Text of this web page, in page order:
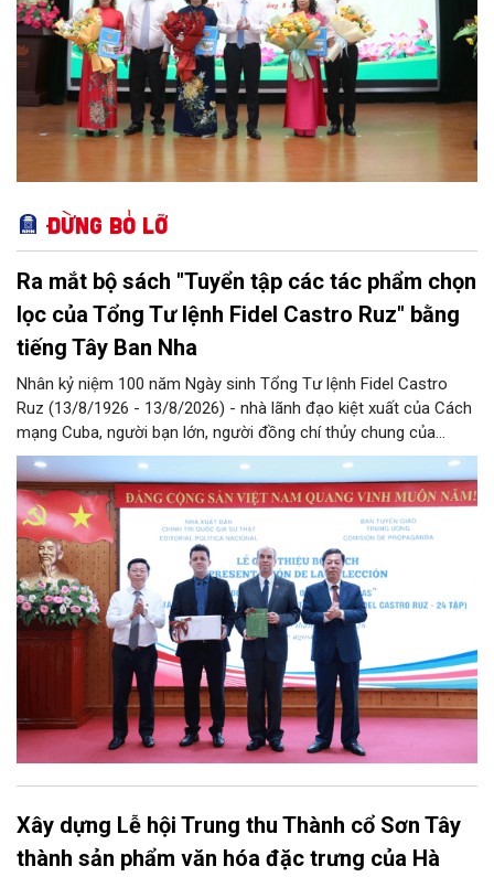
Đừng bỏ lỡ
Ra mắt bộ sách "Tuyển tập các tác phẩm chọn
lọc của Tổng Tư lệnh Fidel Castro Ruz" bằng
tiếng Tây Ban Nha
Nhân kỷ niệm 100 năm Ngày sinh Tổng Tư lệnh Fidel Castro
Ruz (13/8/1926 - 13/8/2026) - nhà lãnh đạo kiệt xuất của Cách
mạng Cuba, người bạn lớn, người đồng chí thủy chung của
Đảng, Nhà nước và nhân dân Việt Nam, chiều 5/8, tại Hà Nội,
Nhà xuất bản Chính trị quốc gia Sự thật phối hợp với Ban Tuyên
giáo Trung ương tổ chức Lễ giới thiệu bộ sách “Tuyển tập các
tác phẩm chọn lọc của Tổng Tư lệnh Fidel Castro Ruz” gồm 24
tập bằng tiếng Tây Ban Nha.
Xây dựng Lễ hội Trung thu Thành cổ Sơn Tây
thành sản phẩm văn hóa đặc trưng của Hà